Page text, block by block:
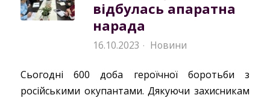
відбулась апаратна
нарада
16.10.2023 · Новини
Сьогодні 600 доба героїчної боротьби з
російськими окупантами. Дякуючи захисникам